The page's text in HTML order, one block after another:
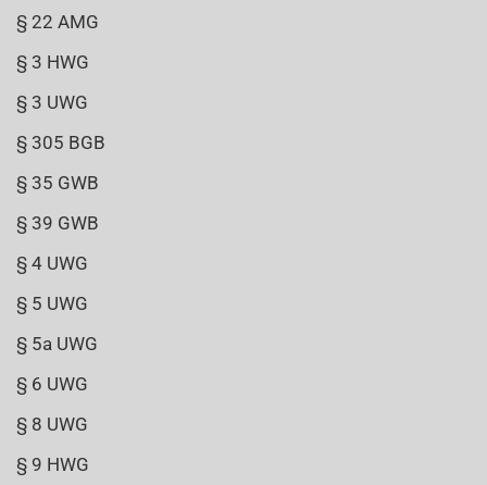
§ 22 AMG
§ 3 HWG
§ 3 UWG
§ 305 BGB
§ 35 GWB
§ 39 GWB
§ 4 UWG
§ 5 UWG
§ 5a UWG
§ 6 UWG
§ 8 UWG
§ 9 HWG